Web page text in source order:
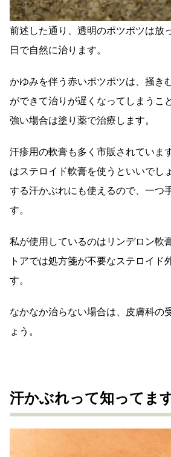
前述した通り、透明のポツポツは放
日で自然に治ります。
かゆみを伴う赤いポツポツは、掻き
ができて治りが遅くなってしまうこ
強い場合は塗り薬で治療します。
汗疹用の軟膏も多く市販されていま
はステロイド軟膏を使うといいでし
する汗かぶれにも使えるので、一つ
す。
私が使用しているのはリンデロン軟
トアでは処方箋が不要なステロイド
す。
なかなか治らない場合は、皮膚科の
ょう。
汗かぶれって知ってま